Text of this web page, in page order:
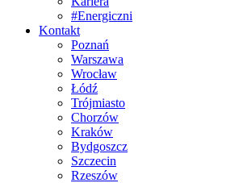
#Energiczni
Kontakt
Poznań
Warszawa
Wrocław
Łódź
Trójmiasto
Chorzów
Kraków
Bydgoszcz
Szczecin
Rzeszów